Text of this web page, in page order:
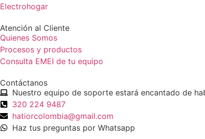
Electrohogar
Atención al Cliente
Quienes Somos
Procesos y productos
Consulta EMEI de tu equipo
Contáctanos
Nuestro equipo de soporte estará encantado de
320 224 9487
hatiorcolombia@gmail.com
Haz tus preguntas por Whatsapp